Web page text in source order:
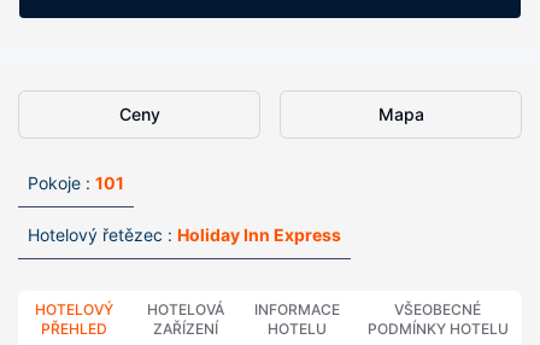
Ceny Mapa
Pokoje : 101
Hotelový řetězec : Holiday Inn Express
HOTELOVÝ
PŘEHLED
HOTELOVÁ
ZAŘÍZENÍ
INFORMACE
HOTELU
VŠEOBECNÉ
PODMÍNKY HOTELU